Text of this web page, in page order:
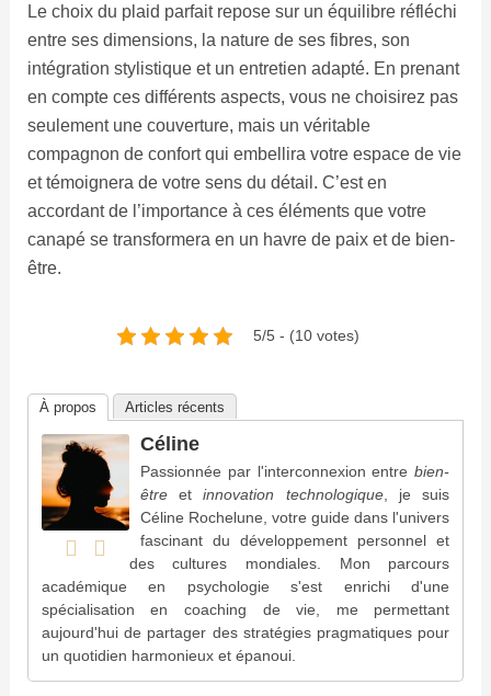
Le choix du plaid parfait repose sur un équilibre réfléchi
entre ses dimensions, la nature de ses fibres, son
intégration stylistique et un entretien adapté. En prenant
en compte ces différents aspects, vous ne choisirez pas
seulement une couverture, mais un véritable
compagnon de confort qui embellira votre espace de vie
et témoignera de votre sens du détail. C’est en
accordant de l’importance à ces éléments que votre
canapé se transformera en un havre de paix et de bien-
être.
5/5 - (10 votes)
À propos Articles récents
Céline
Passionnée par l'interconnexion entrebien-
êtreetinnovation technologique, je suis
Céline Rochelune, votre guide dans l'univers
fascinant du développement personnel et
des cultures mondiales. Mon parcours
académique en psychologie s'est enrichi d'une
spécialisation en coaching de vie, me permettant
aujourd'hui de partager des stratégies pragmatiques pour
un quotidien harmonieux et épanoui.